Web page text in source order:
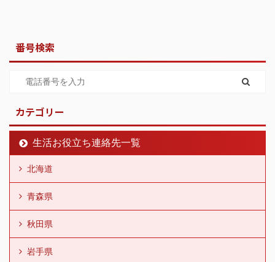
番号検索
カテゴリー
生活お役立ち連絡先一覧
北海道
青森県
秋田県
岩手県